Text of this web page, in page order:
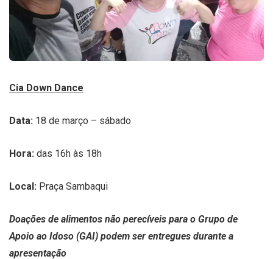
Cia Down Dance
Data: 18 de março – sábado
Hora: das 16h às 18h
Local: Praça Sambaqui
Doações de alimentos não perecíveis para o Grupo de
Apoio ao Idoso (GAI) podem ser entregues durante a
apresentação